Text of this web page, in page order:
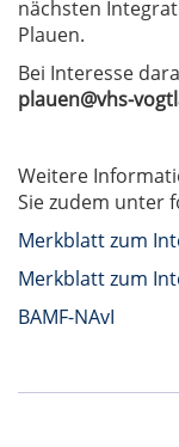
nächsten
Plauen.
Bei Interesse
plauen@vhs-
Weitere
Sie zudem unter
Merkblatt zum
Merkblatt zum
BAMF-NAvI